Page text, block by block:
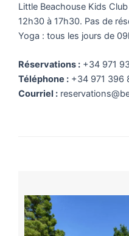
Little Beachouse Kids
12h30 à 17h30. Pas de
Yoga : tous les jours de
Réservations : +34 971
Téléphone : +34 971 396
Courriel :